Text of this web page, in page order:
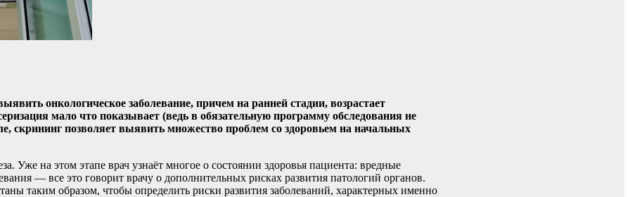
онкологическое заболевание, причем на ранней стадии, возрастает
мало что показывает (ведь в обязательную программу обследования не
скрининг позволяет выявить множество проблем со здоровьем на начальных
Уже на этом этапе врач узнаёт многое о состоянии здоровья пациента: вредные
— все это говорит врачу о дополнительных рисках развития патологий органов.
таким образом, чтобы определить риски развития заболеваний, характерных именно